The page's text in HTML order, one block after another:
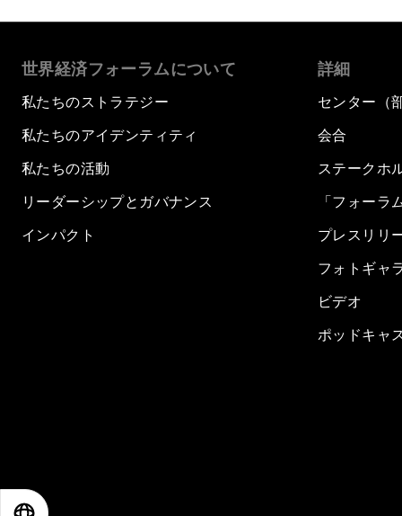
世界経済フォーラムについて
私たちのストラテジー
私たちのアイデンティティ
私たちの活動
リーダーシップとガバナンス
インパクト
詳細
センター（
会合
ステークホ
「フォーラ
プレスリリ
フォトギャ
ビデオ
ポッドキャ